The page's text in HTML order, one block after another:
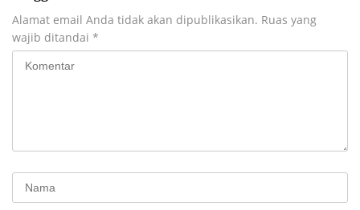
Alamat email Anda tidak akan dipublikasikan. Ruas yang
wajib ditandai *